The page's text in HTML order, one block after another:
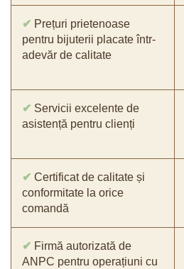
✔ Prețuri prietenoase
pentru bijuterii placate într-
adevăr de calitate
✔ Servicii excelente de
asistență pentru clienți
✔ Certificat de calitate și
conformitate la orice
comandă
✔ Firmă autorizată de
ANPC pentru operațiuni cu